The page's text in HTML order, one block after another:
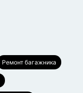
Ремонт багажника